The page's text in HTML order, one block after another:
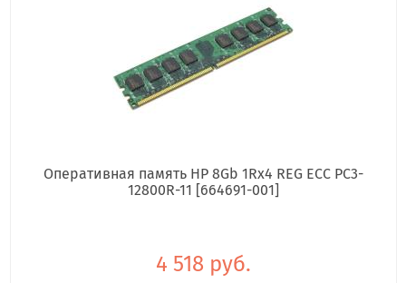
Оперативная память HP 8Gb 1Rx4 REG ECC PC3-
12800R-11 [664691-001]
4 518 руб.